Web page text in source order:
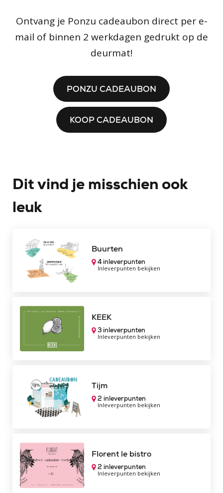
Ontvang je Ponzu cadeaubon direct per e-
mail of binnen 2 werkdagen gedrukt op de
deurmat!
PONZU CADEAUBON
KOOP CADEAUBON
Dit vind je misschien ook
leuk
Buurten
4 inleverpunten
Inleverpunten bekijken
KEEK
3 inleverpunten
Inleverpunten bekijken
Tijm
2 inleverpunten
Inleverpunten bekijken
Florent le bistro
2 inleverpunten
Inleverpunten bekijken